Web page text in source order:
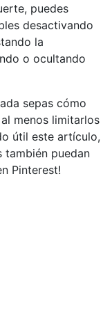
puedes
desactivando
la
o ocultando
sepas cómo
menos limitarlos
útil este artículo,
también puedan
Pinterest!